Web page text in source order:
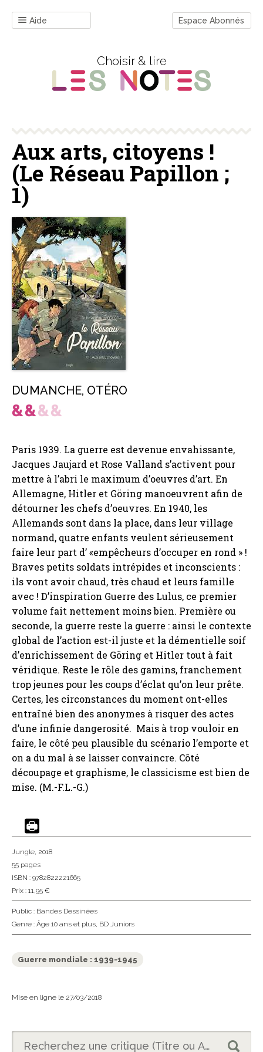
Aide Espace Abonnés
Choisir & lire
Aux arts, citoyens !
(Le Réseau Papillon ;
1)
DUMANCHE, OTÉRO
Paris 1939. La guerre est devenue envahissante,
Jacques Jaujard et Rose Valland s’activent pour
mettre à l’abri le maximum d’oeuvres d’art. En
Allemagne, Hitler et Göring manoeuvrent afin de
détourner les chefs d’oeuvres. En 1940, les
Allemands sont dans la place, dans leur village
normand, quatre enfants veulent sérieusement
faire leur part d’ «empêcheurs d’occuper en rond » !
Braves petits soldats intrépides et inconscients :
ils vont avoir chaud, très chaud et leurs famille
avec ! D’inspiration Guerre des Lulus, ce premier
volume fait nettement moins bien. Première ou
seconde, la guerre reste la guerre : ainsi le contexte
global de l’action est-il juste et la démentielle soif
d’enrichissement de Göring et Hitler tout à fait
véridique. Reste le rôle des gamins, franchement
trop jeunes pour les coups d’éclat qu’on leur prête.
Certes, les circonstances du moment ont-elles
entraîné bien des anonymes à risquer des actes
d’une infinie dangerosité. Mais à trop vouloir en
faire, le côté peu plausible du scénario l’emporte et
on a du mal à se laisser convaincre. Côté
découpage et graphisme, le classicisme est bien de
mise. (M.-F.L.-G.)
Jungle, 2018
55 pages
ISBN : 9782822221665
Prix : 11,95 €
Public : Bandes Dessinées
Genre : Âge 10 ans et plus, BD Juniors
Guerre mondiale : 1939-1945
Mise en ligne le 27/03/2018